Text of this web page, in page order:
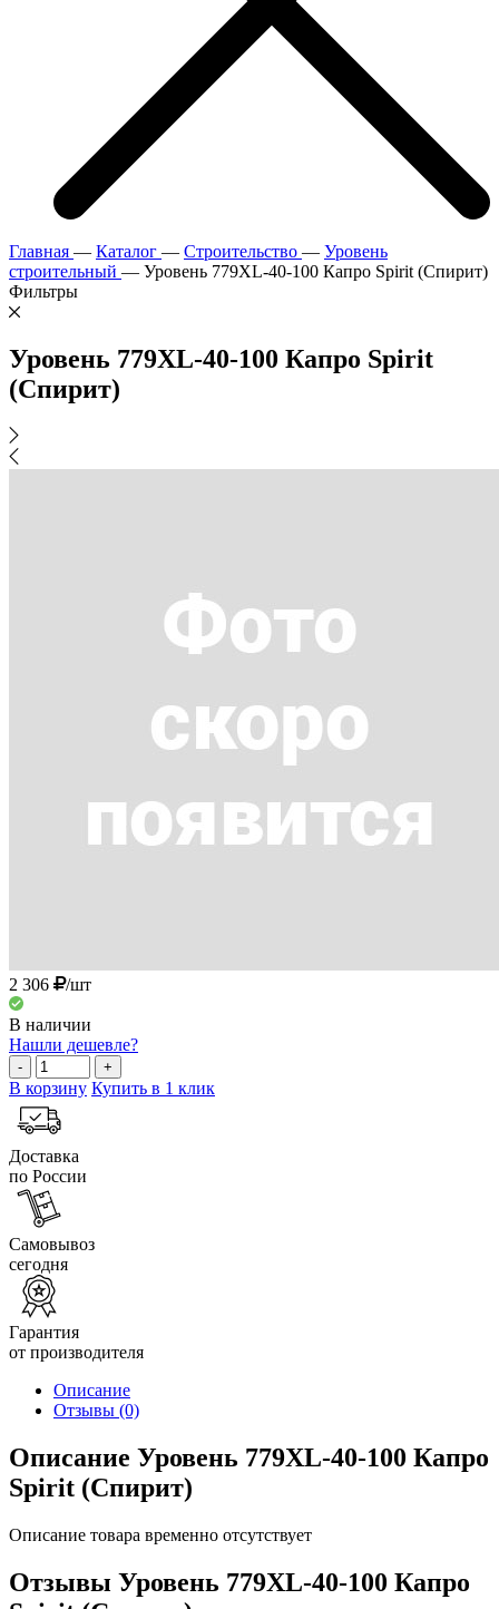
Главная — Каталог — Строительство — Уровень
строительный — Уровень 779XL-40-100 Капро Spirit (Спирит)
Фильтры
Уровень 779XL-40-100 Капро Spirit
(Спирит)
2 306 /шт
В наличии
Нашли дешевле?
- +
В корзину Купить в 1 клик
Доставка
по России
Самовывоз
сегодня
Гарантия
от производителя
Описание
Отзывы (0)
Описание Уровень 779XL-40-100 Капро
Spirit (Спирит)
Описание товара временно отсутствует
Отзывы Уровень 779XL-40-100 Капро